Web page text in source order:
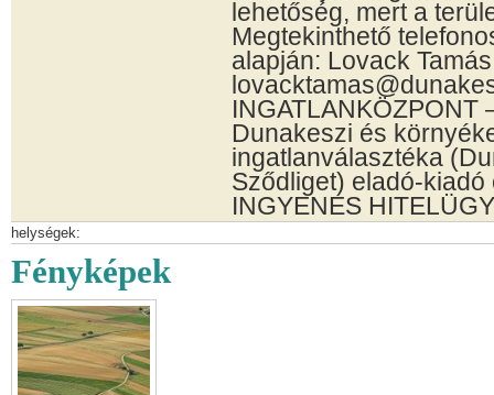
lehetőség, mert a
Megtekinthető
alapján: Lovack
INGATLANKÖZPONT
Dunakeszi és
ingatlanválasztéka
Sződliget) eladó-
INGYENES
helységek:
Fényképek